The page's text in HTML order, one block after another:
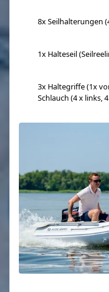
8x Seilhalterungen
1x Halteseil
3x Haltegriffe (1x
Schlauch (4 x links,